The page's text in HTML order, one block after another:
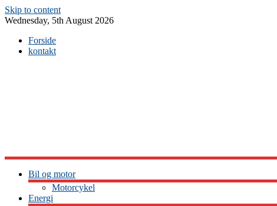
Skip to content
Wednesday, 5th August 2026
Forside
kontakt
Bil og motor
Motorcykel
Energi